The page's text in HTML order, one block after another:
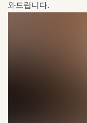
와드립니다.